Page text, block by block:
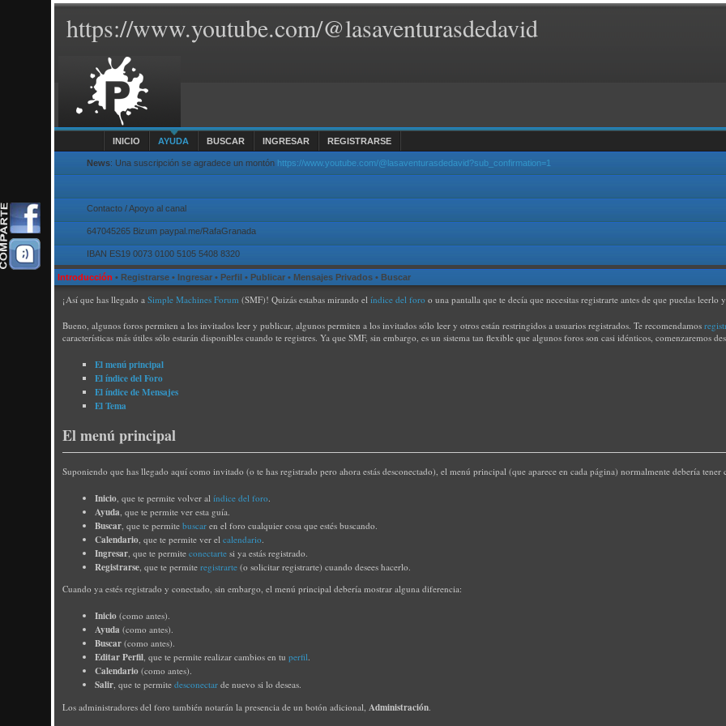
https://www.youtube.com/@lasaventurasdedavid
INICIO AYUDA BUSCAR INGRESAR REGISTRARSE
News: Una suscripción se agradece un montón https://www.youtube.com/@lasaventurasdedavid?sub_confirmation=1
Contacto / Apoyo al canal
647045265 Bizum paypal.me/RafaGranada
IBAN ES19 0073 0100 5105 5408 8320
Introducción •Registrarse •Ingresar •Perfil •Publicar •Mensajes Privados •Buscar
¡Así que has llegado aSimple Machines Forum (SMF)! Quizás estabas mirando elíndice del foro o una pantalla que te decía que necesitas registrarte antes de que puedas leerlo
Bueno, algunos foros permiten a los invitados leer y publicar, algunos permiten a los invitados sólo leer y otros están restringidos a usuarios registrados. Te recomendamos
características más útiles sólo estarán disponibles cuando te registres. Ya que SMF, sin embargo, es un sistema tan flexible que algunos foros son casi idénticos, comenzaremos
El menú principal
El índice del Foro
El índice de Mensajes
El Tema
El menú principal
Suponiendo que has llegado aquí como invitado (o te has registrado pero ahora estás desconectado), el menú principal (que aparece en cada página) normalmente debería tener
Inicio , que te permite volver alíndice del foro
Ayuda , que te permite ver esta guía.
Buscar , que te permitebuscar en el foro cualquier cosa que estés buscando.
Calendario , que te permite ver elcalendario
Ingresar , que te permiteconectarte si ya estás registrado.
Registrarse , que te permiteregistrarte (o solicitar registrarte) cuando desees hacerlo.
Cuando ya estés registrado y conectado, sin embargo, el menú principal debería mostrar alguna diferencia:
Inicio (como antes).
Ayuda (como antes).
Buscar (como antes).
Editar Perfil , que te permite realizar cambios en tuperfil
Calendario (como antes).
Salir , que te permitedesconectar de nuevo si lo deseas.
Los administradores del foro también notarán la presencia de un botón adicional, Administración